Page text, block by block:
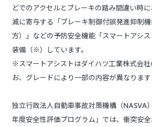
どでのアクセルとブレーキの踏み間違い時
減に寄与する「ブレーキ制御付誤発進抑制
方）」などの予防安全機能「スマートアシ
装備（※）しています。
※スマートアシストはダイハツ工業株式会
お、グレードにより一部の内容が異なります
独立行政法人自動車事故対策機構（NASVA
年度安全性評価プログラム」では、衝突安